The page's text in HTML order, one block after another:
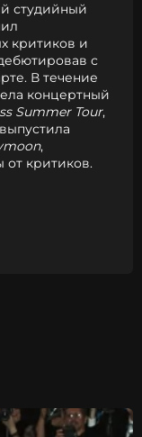
студийный
критиков и
с
В течение
концертный
Summer Tour,
,
критиков.